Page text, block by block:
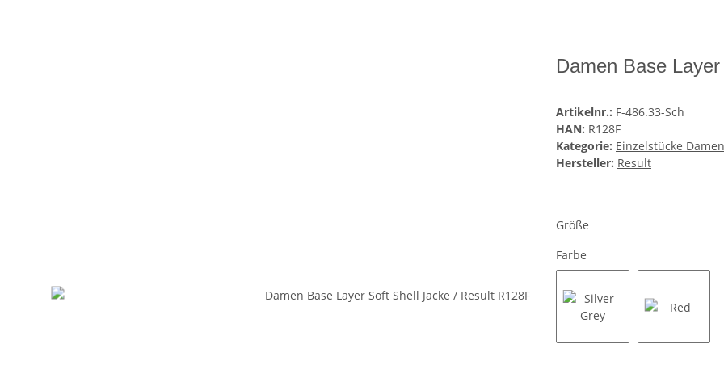
Damen Base
Artikelnr.: F-486.33-Sch
HAN: R128F
Kategorie: Einzelstücke
Hersteller: Result
Größe
Farbe